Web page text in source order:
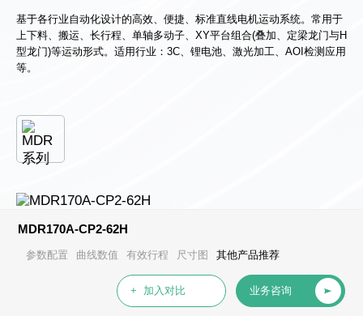
基于各行业自动化设计的高效、便捷、标准直线电机运动系统。常用于
上下料、搬运、长行程、单轴多动子、XY平台组合(叠加、定梁龙门与H
型龙门)等运动形式。适用行业：3C、锂电池、激光加工、AOI检测应用
等。
MDR170A-CP2-62H
参数配置 曲线数值 有效行程 尺寸图 其他产品推荐
+ 加入对比 业务咨询